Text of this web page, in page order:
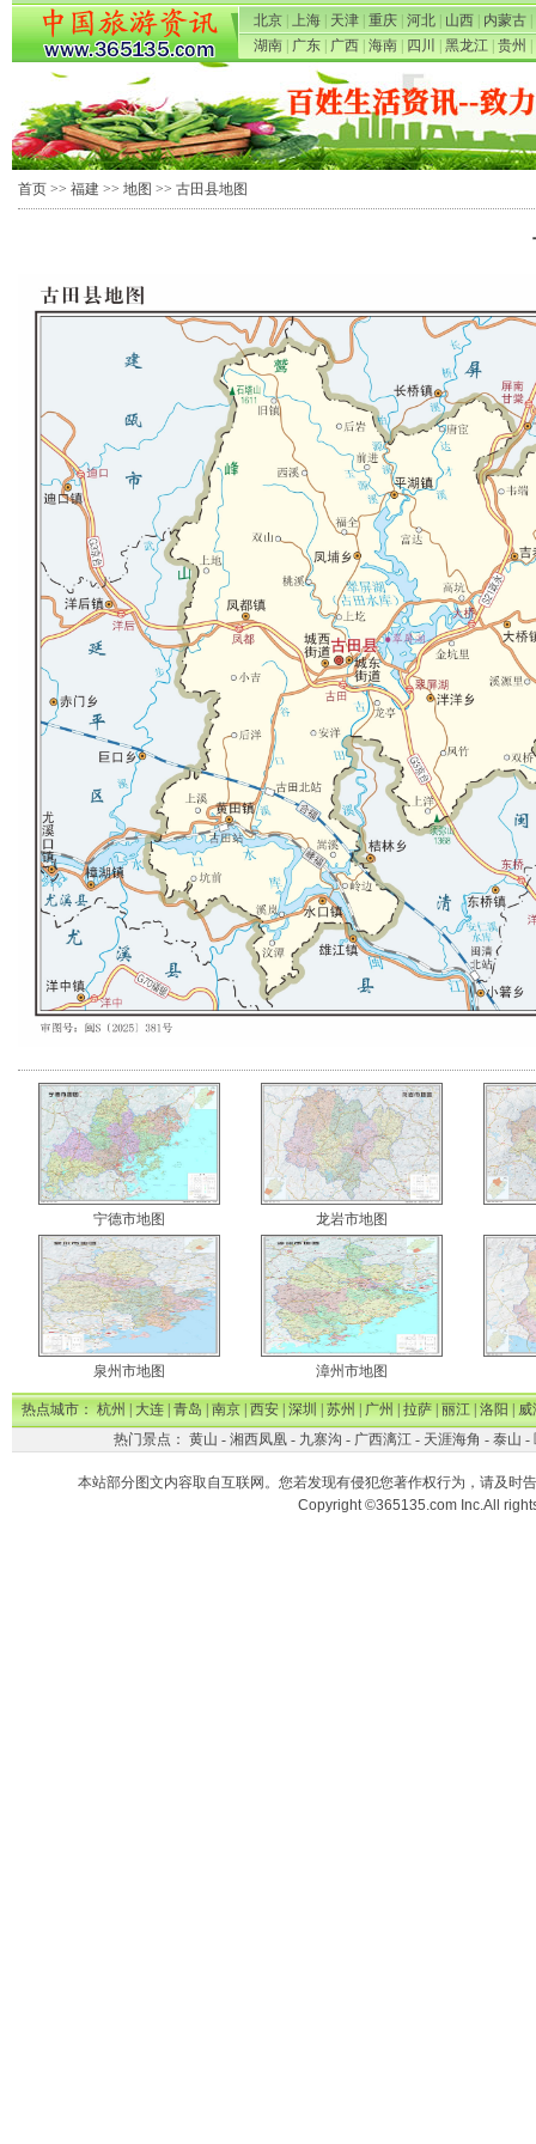
北京 上海 天津 重庆 河北 山西 内蒙古
湖南
广东 广西 海南 四川 黑龙江 贵州
首页 >> 福建 >> 地图 >> 古田县地图
宁德市地图 龙岩市地图
泉州市地图 漳州市地图
热点城市：杭州|大连|青岛|南京|西安|深圳|苏州|广州|拉萨|丽江|洛阳|威
热门景点： 黄山 - 湘西凤凰- 九寨沟 - 广西漓江- 天涯海角 - 泰山 -
本站部分图文内容取自互联网。您若发现有侵犯您著作权行为，请及时
Copyright ©365135.com Inc.All